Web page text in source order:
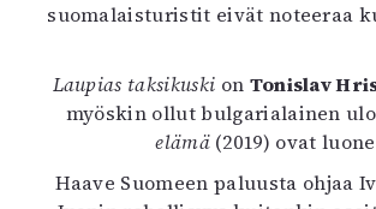
suomalaisturistit eivät noteeraa
Laupias taksikuski on Tonislav
myöskin ollut bulgarialainen
elämä(2019) ovat
Haave Suomeen paluusta ohjaa